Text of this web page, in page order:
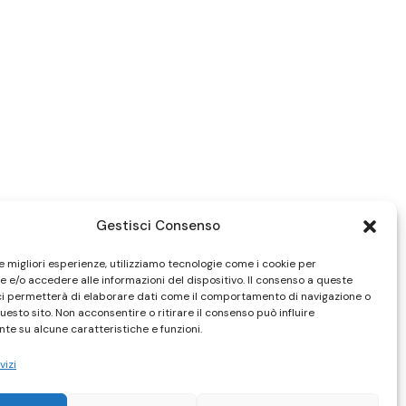
Gestisci Consenso
migliori esperienze, utilizziamo tecnologie come i cookie per
e/o accedere alle informazioni del dispositivo. Il consenso a queste
permetterà di elaborare dati come il comportamento di navigazione o
sito. Non acconsentire o ritirare il consenso può influire
su alcune caratteristiche e funzioni.